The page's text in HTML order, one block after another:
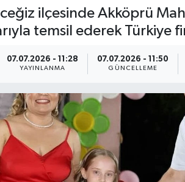
ilçesinde Akköprü
temsil ederek
07.07.2026 - 11:28
YAYINLANMA
07.07.2026 - 11:50
GÜNCELLEME